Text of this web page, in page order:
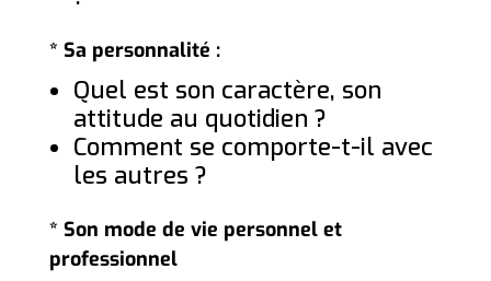
* Sa personnalité :
Quel est son caractère, son
attitude au quotidien ?
Comment se comporte-t-il avec
les autres ?
* Son mode de vie personnel et
professionnel